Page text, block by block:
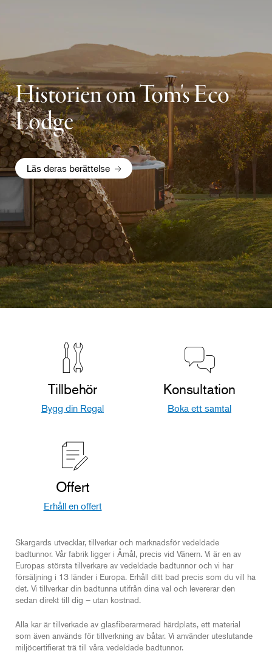
Historien om Tom's Eco
Lodge
Läs deras berättelse
Tillbehör
Bygg din Regal
Konsultation
Boka ett samtal
Offert
Erhåll en offert
Skargards utvecklar, tillverkar och marknadsför vedeldade
badtunnor. Vår fabrik ligger i Åmål, precis vid Vänern. Vi är en av
Europas största tillverkare av vedeldade badtunnor och vi har
försäljning i 13 länder i Europa. Erhåll ditt bad precis som du vill ha
det. Vi tillverkar din badtunna utifrån dina val och levererar den
sedan direkt till dig – utan kostnad.
Alla kar är tillverkade av glasfiberarmerad härdplats, ett material
som även används för tillverkning av båtar. Vi använder uteslutande
miljöcertifierat trä till våra vedeldade badtunnor.